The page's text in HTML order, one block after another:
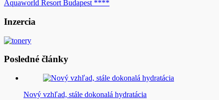
v
článku
Aquaworld Resort Budapest ****
Inzercia
Posledné články
Nový vzhľad, stále dokonalá hydratácia